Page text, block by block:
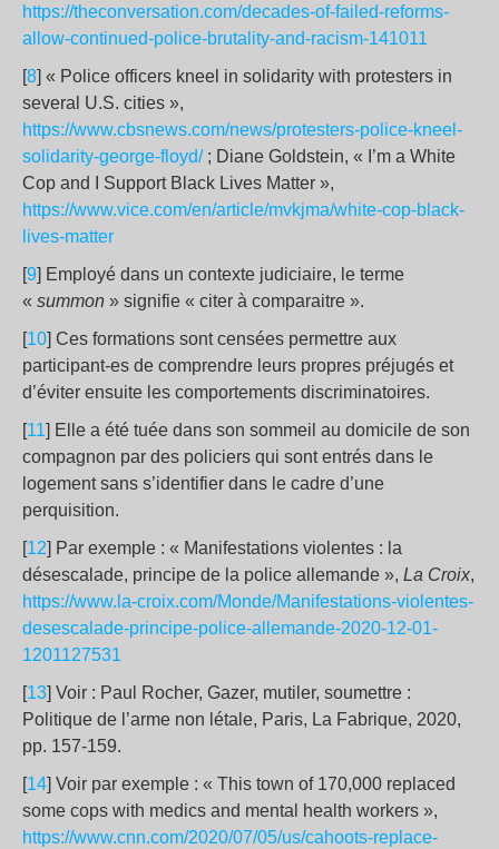
https://theconversation.com/decades-of-failed-reforms-
allow-continued-police-brutality-and-racism-141011
[8] « Police officers kneel in solidarity with protesters in
several U.S. cities »,
https://www.cbsnews.com/news/protesters-police-kneel-
solidarity-george-floyd/; Diane Goldstein, « I’m a White
Cop and I Support Black Lives Matter »,
https://www.vice.com/en/article/mvkjma/white-cop-black-
lives-matter
[9] Employé dans un contexte judiciaire, le terme
« summon » signifie « citer à comparaitre ».
[10] Ces formations sont censées permettre aux
participant-es de comprendre leurs propres préjugés et
d’éviter ensuite les comportements discriminatoires.
[11] Elle a été tuée dans son sommeil au domicile de son
compagnon par des policiers qui sont entrés dans le
logement sans s’identifier dans le cadre d’une
perquisition.
[12] Par exemple : « Manifestations violentes : la
désescalade, principe de la police allemande », La Croix,
https://www.la-croix.com/Monde/Manifestations-violentes-
desescalade-principe-police-allemande-2020-12-01-
1201127531
[13] Voir : Paul Rocher, Gazer, mutiler, soumettre :
Politique de l’arme non létale, Paris, La Fabrique, 2020,
pp. 157-159.
[14] Voir par exemple : « This town of 170,000 replaced
some cops with medics and mental health workers »,
https://www.cnn.com/2020/07/05/us/cahoots-replace-